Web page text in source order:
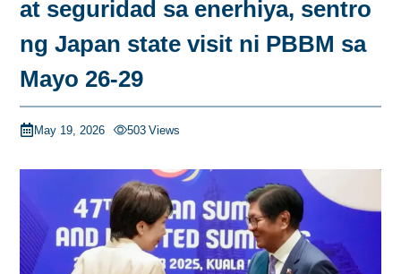
at seguridad sa enerhiya, sentro
ng Japan state visit ni PBBM sa
Mayo 26-29
May 19, 2026 503 Views